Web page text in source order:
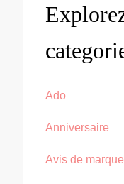
Ado
Anniversaire
Avis de